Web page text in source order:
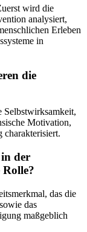
wird die
analysiert,
Erleben
in
die
Motivation,
charakterisiert.
der
Rolle?
das die
das
maßgeblich